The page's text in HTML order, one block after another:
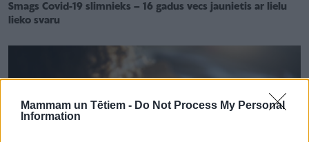
Mammam un Tētiem - Do Not Process My Personal
Information
Smags Covid-19 slimnieks – 16 gadus vecs jaunietis ar lielu
lieko svaru